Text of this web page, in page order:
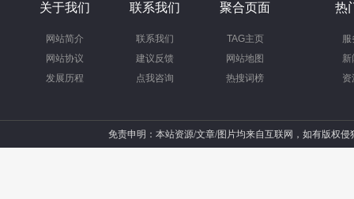
关于我们
网站简介
网站协议
发展历程
联系我们
联系我们
建议反馈
点我咨询
聚合页面
TAG主页
网站地图
热搜词榜
热
服
新
资
免责申明：本站资源/文章/图片均来自互联网，如有版权